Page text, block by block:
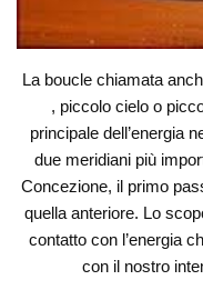
La boucle chiamata
, piccolo cielo o
principale dell’energia
due meridiani più
Concezione, il primo
quella anteriore. Lo
contatto con l’energia
con il nostro